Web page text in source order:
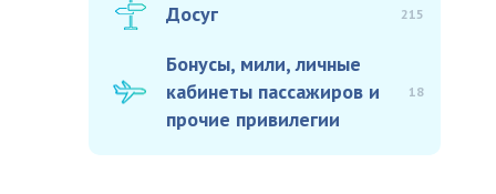
Досуг 215
Бонусы, мили, личные
кабинеты пассажиров и
прочие привилегии
18